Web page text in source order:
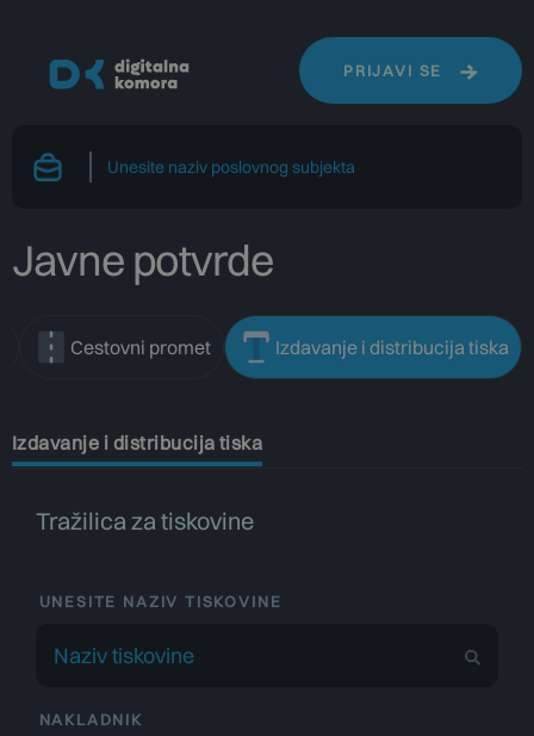
PRIJAVI SE
Javne potvrde
Cestovni promet Izdavanje i distribucija tiska
Izdavanje i distribucija tiska
Tražilica za tiskovine
UNESITE NAZIV TISKOVINE
NAKLADNIK